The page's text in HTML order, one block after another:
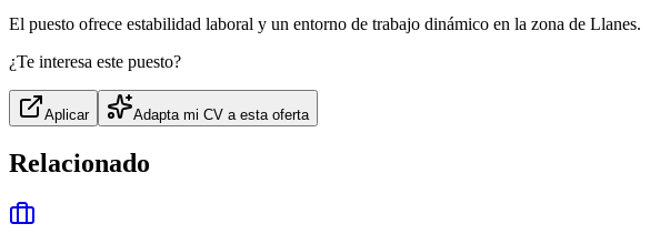
El puesto ofrece estabilidad laboral y un entorno de trabajo dinámico en la zona de Llanes.
¿Te interesa este puesto?
Aplicar Adapta mi CV a esta oferta
Relacionado